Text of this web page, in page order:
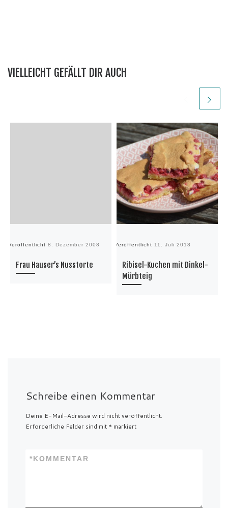
VIELLEICHT GEFÄLLT DIR AUCH
Veröffentlicht 8. Dezember 2008
Frau Hauser’s Nusstorte
Veröffentlicht 11. Juli 2018
Ribisel-Kuchen mit Dinkel-
Mürbteig
Schreibe einen Kommentar
Deine E-Mail-Adresse wird nicht veröffentlicht.
Erforderliche Felder sind mit * markiert
KOMMENTAR
*